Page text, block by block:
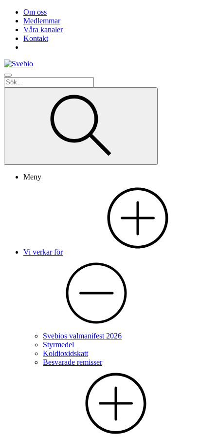
Om oss
Medlemmar
Våra kanaler
Kontakt
Meny
Vi verkar för
Svebios valmanifest 2026
Styrmedel
Koldioxidskatt
Besvarade remisser